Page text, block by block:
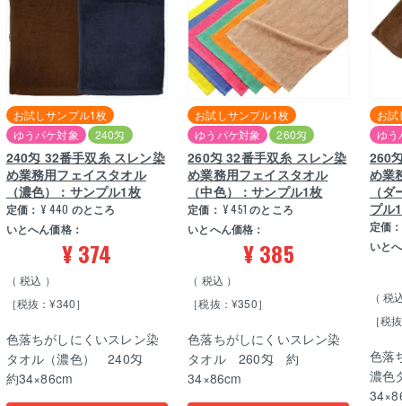
お試しサンプル1枚
ゆうパケ対象
240匁
240匁 32番手双糸 スレン染
め業務用フェイスタオル
（濃色）：サンプル1枚
定価： ¥ 440 のところ
いとへん価格：
¥ 374
税込
［税抜：¥340］
色落ちがしにくいスレン染
タオル（濃色） 240匁
約34×86cm
お試しサンプル1枚
ゆうパケ対象
260匁
260匁 32番手双糸 スレン染
め業務用フェイスタオル
（中色）：サンプル1枚
定価： ¥ 451 のところ
いとへん価格：
¥385
税込
［税抜：¥350］
色落ちがしにくいスレン染
タオル 260匁 約
34×86cm
お
ゆう
260
め業
（
プル
定価：
いと
税
［税
色落
濃